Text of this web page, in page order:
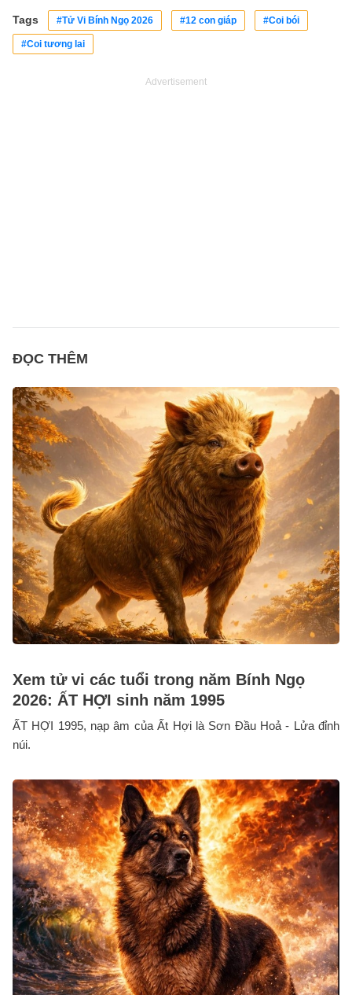
Tags #Tử Vi Bính Ngọ 2026 #12 con giáp #Coi bói
#Coi tương lai
Advertisement
ĐỌC THÊM
Xem tử vi các tuổi trong năm Bính Ngọ
2026: ẤT HỢI sinh năm 1995
ẤT HỢI 1995, nạp âm của Ất Hợi là Sơn Đầu Hoả - Lửa đỉnh
núi.